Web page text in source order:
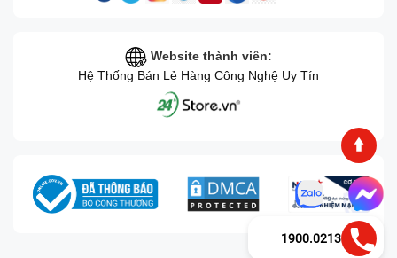
Website thành viên:
Hệ Thống Bán Lẻ Hàng Công Nghệ Uy Tín
1900.0213